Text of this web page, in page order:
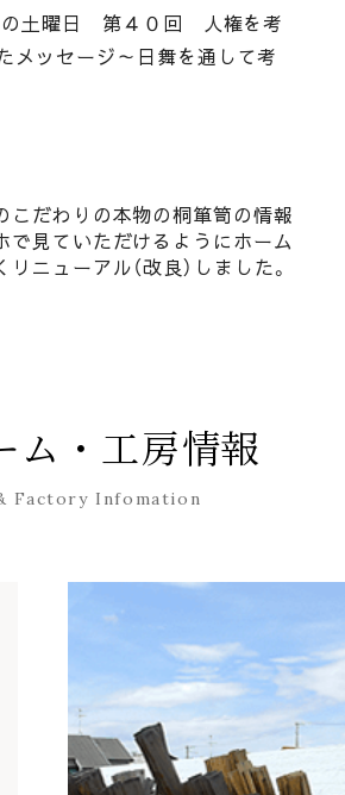
の土曜日 第４０回 人権を考
メッセージ～日舞を通して考
こだわりの本物の桐箪笥の情報
で見ていただけるようにホーム
ニューアル（改良）しました。
ム・工房情報
Factory Infomation